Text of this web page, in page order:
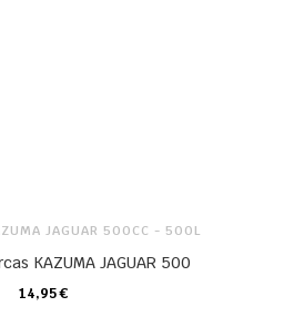
JAGUAR 500CC - 500L
KAZUMA JAGUAR 500
14,95 €
CARRO